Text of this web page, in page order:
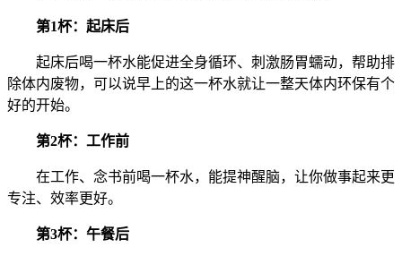
第1杯：起床后
起床后喝一杯水能促进全身循环、刺激肠胃蠕动，帮助排
除体内废物，可以说早上的这一杯水就让一整天体内环保有个
好的开始。
第2杯：工作前
在工作、念书前喝一杯水，能提神醒脑，让你做事起来更
专注、效率更好。
第3杯：午餐后